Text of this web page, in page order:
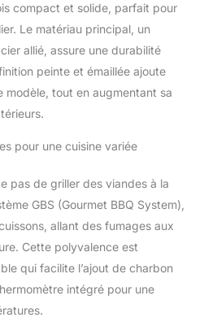
compact et solide, parfait pour
Le matériau principal, un
allié, assure une durabilité
peinte et émaillée ajoute
modèle, tout en augmentant sa
pour une cuisine variée
pas de griller des viandes à la
GBS (Gourmet BBQ System),
allant des fumages aux
Cette polyvalence est
qui facilite l’ajout de charbon
intégré pour une